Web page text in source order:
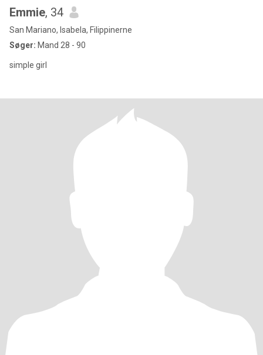
Emmie, 34
San Mariano, Isabela, Filippinerne
Søger: Mand 28 - 90
simple girl